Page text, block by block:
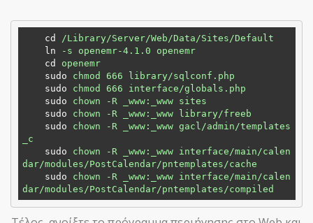
cd
/Library/Server/Web/Data/Sites/Default
ln
-s openemr-4.1.0 openemr
cd
openemr
sudo
chmod 666 library/sqlconf.php
sudo
chmod 666 interface/globals.php
sudo
chown -R _www:_www sites
sudo
chown -R _www:_www library/freeb
sudo
chown -R _www:_www gacl/admin/templates
_c
sudo
chown -R _www:_www interface/main/calen
dar/modules/PostCalendar/pntemplates/cache
sudo
chown -R _www:_www interface/main/calen
dar/modules/PostCalendar/pntemplates/compiled